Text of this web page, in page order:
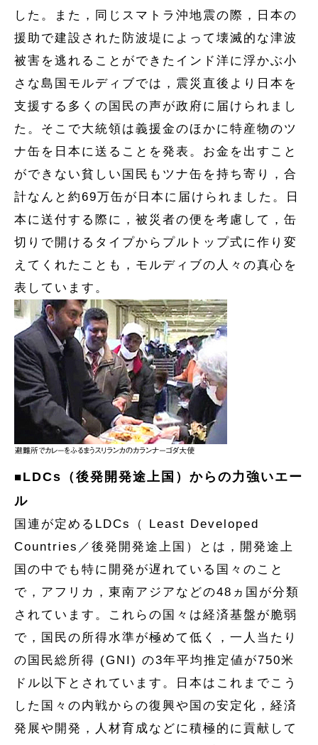
した。また，同じスマトラ沖地震の際，日本の
援助で建設された防波堤によって壊滅的な津波
被害を逃れることができたインド洋に浮かぶ小
さな島国モルディブでは，震災直後より日本を
支援する多くの国民の声が政府に届けられまし
た。そこで大統領は義援金のほかに特産物のツ
ナ缶を日本に送ることを発表。お金を出すこと
ができない貧しい国民もツナ缶を持ち寄り，合
計なんと約69万缶が日本に届けられました。日
本に送付する際に，被災者の便を考慮して，缶
切りで開けるタイプからプルトップ式に作り変
えてくれたことも，モルディブの人々の真心を
表しています。
■LDCs（後発開発途上国）からの力強いエー
ル
国連が定めるLDCs（ Least Developed
Countries／後発開発途上国）とは，開発途上
国の中でも特に開発が遅れている国々のこと
で，アフリカ，東南アジアなどの48ヵ国が分類
されています。これらの国々は経済基盤が脆弱
で，国民の所得水準が極めて低く，一人当たり
の国民総所得 (GNI) の3年平均推定値が750米
ドル以下とされています。日本はこれまでこう
した国々の内戦からの復興や国の安定化，経済
発展や開発，人材育成などに積極的に貢献して